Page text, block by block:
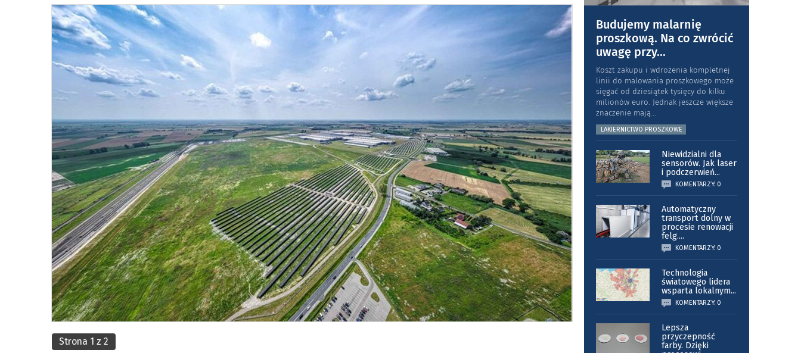
Strona 1 z 2
Budujemy malarnię
proszkową. Na co zwrócić
uwagę przy...
Koszt zakupu i wdrożenia kompletnej
linii do malowania proszkowego może
sięgać od dziesiątek tysięcy do kilku
milionów euro. Jednak jeszcze większe
znaczenie mają...
LAKIERNICTWO PROSZKOWE
Niewidzialni dla
sensorów. Jak laser
i podczerwień...
KOMENTARZY: 0
Automatyczny
transport dolny w
procesie renowacji
felg....
KOMENTARZY: 0
Technologia
światowego lidera
wsparta lokalnym...
KOMENTARZY: 0
Lepsza
przyczepność
farby. Dzięki